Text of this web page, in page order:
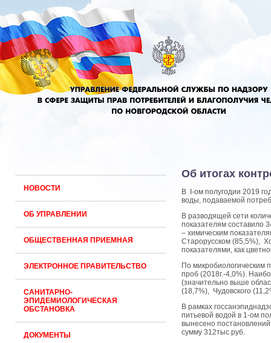
НОВОСТИ
ОБ УПРАВЛЕНИИ
ОБЩЕСТВЕННАЯ ПРИЕМНАЯ
ЭЛЕКТРОННОЕ ПРАВИТЕЛЬСТВО
САНИТАРНО-
ЭПИДЕМИОЛОГИЧЕСКАЯ
ОБСТАНОВКА
ДОКУМЕНТЫ
Об итогах
В I-ом полугодии 2019
воды, подаваемой
В разводящей сети
показателям составило
– химическим
Старорусском (85,5%),
показателями, как
По микробиологическим
проб (2018г.-4,0%).
(значительно выше
(18,7%), Чудовского
В рамках
питьевой водой в 1-ом
вынесено
сумму 312тыс.руб.